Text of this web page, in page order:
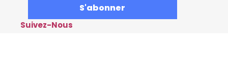
Suivez-Nous